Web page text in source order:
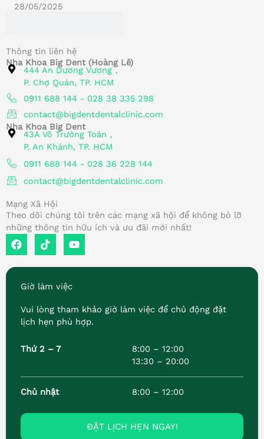
28/05/2025
Thông tin liên hệ
Nha Khoa Big Dent (Hoàng Lê)
444 An Dương Vương，
P. Chợ Quán, TP. HCM
0911 688 144 - 028 38 335 298
contact@bigdentdentalclinic.com
Nha Khoa Big Dent
43A Võ Trường Toản，
P. An Khánh, TP. HCM
0911 688 144 - 028 36 228 144
contact@bigdentdentalclinic.com
Mạng Xã Hội
Theo dõi chúng tôi trên các mạng xã hội để không bỏ lỡ
những thông tin hữu ích và ưu đãi mới nhất!
F
a
c
e
o
k
T
i
k
t
k
Y
o
u
t
Giờ làm việc
Vui lòng tham khảo giờ làm việc để chủ động đặt
lịch hẹn phù hợp.
Thứ 2 – 7
8:00 – 12:00
13:30 – 20:00
Chủ nhật 8:00 – 12:00
ĐẶT LỊCH HẸN NGAY!